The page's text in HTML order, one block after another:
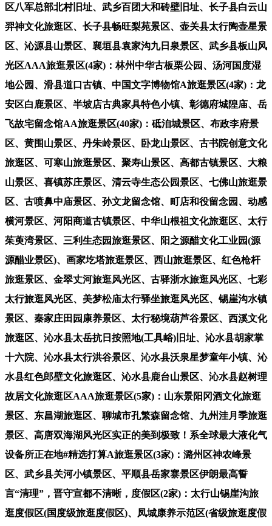
区八军总部北村旧址、武乡百团大和砖壁旧址、长子县白云山
羿神文化旅逛区、长子县畅旺梨苑景区、壶关县太行陶壶星景
区、沁源县山景区、襄垣县袁家沟九日泉景区、武乡县板山风
光区AAA旅逛景区(4家)：林州中华古板栗公园、汤河国度湿
地公园、滑县道口古镇、中国文字博物馆A旅逛景区(4家)：龙
安区白鹿景区、半坡店古典家具特色小镇、彰德府城隍庙、岳
飞故宅留念馆AA旅逛景区(40家)：砥洎城景区、布政李府景
区、黄围山景区、丹朱岭景区、卧龙山景区、古书院创意文化
旅逛区、可寒山旅逛景区、聚寿山景区、高都古镇景区、大粮
山景区、喜镇苏庄景区、清云寺生态公园景区、七佛山旅逛景
区、古喷鼻中庙景区、孙文龙留念馆、町店和役留念园、动感
横河景区、河阳商道古镇景区、中华山根祖文化旅逛区、太行
茱萸湾景区、三利生态园旅逛景区、阳之源醋文化工业园(源
源醋业景区)、画家圪塔旅逛景区、西山旅逛景区、红色枪杆
旅逛景区、金翠丈河旅逛风光区、古驿浙水旅逛风光区、七彩
太行旅逛风光区、美梦松庙太行驿坐旅逛风光区、锡崖沟水镇
景区、秦家庄田园康养景区、太行秘境葫芦谷景区、西溪文化
旅逛区、沁水县太岳抗日按照地(工具峪)旧址、沁水县胡家掌
十六院、沁水县太行洪谷景区、沁水县沃泉星梦童年小镇、沁
水县红色郎壁文化旅逛区、沁水县鹿台山景区、沁水县赵树理
故居文化旅逛区AAA旅逛景区(5家)：山东景阳冈酒文化旅逛
景区、东昌湖旅逛区、聊城市孔繁森留念馆、九州洼月季旅逛
景区、高唐双海湖风光区实正的美到极致！系全球最大液化气
设备所正在地#精选打算A旅逛景区(3家)：潞州区神农峰景
区、武乡县关河小镇景区、平顺县岳家寨景区伊朗最高誓
言“清理”，晋守宣都不清晰，度假区(2家)：太行山锡崖沟旅
逛度假区(国度级旅逛度假区)、凤城康养示范区(省级旅逛度假